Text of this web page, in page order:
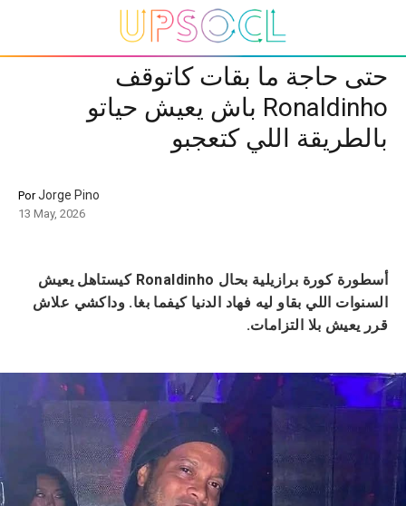
حتى حاجة ما بقات كاتوقف
Ronaldinho باش يعيش حياتو
بالطريقة اللي كتعجبو
PorJorge Pino
13 May, 2026
أسطورة كورة برازيلية بحال Ronaldinho كيستاهل يعيش
السنوات اللي بقاو ليه فهاد الدنيا كيفما بغا. وداكشي علاش
قرر يعيش بلا التزامات.